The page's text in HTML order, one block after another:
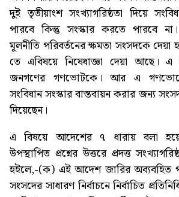
দুই তৃতীয়াংশ সংখ্যাগরিষ্ঠতা দিয়ে
পারবে কিন্তু সংস্কার করতে পারবে
মূলনীতি পরিবর্তনের ক্ষমতা সংসদকে দেয়া
তে এবিষয়ে নিষেধাজ্ঞা দেয়া আছে। এ
জনগণের গণভোটকে। আর এ
সংবিধান সংস্কার বাস্তবায়ন করার জন্য
দিয়েছেন।
এ বিষয়ে আদেশের ৭ ধারায় বলা
উপস্থাপিত প্রশ্নের উত্তরে প্রদত্ত
হইলে,-(ক) এই আদেশ জারির অব্যবহিত
সংসদের সাধারণ নির্বাচনে নির্বাচিত